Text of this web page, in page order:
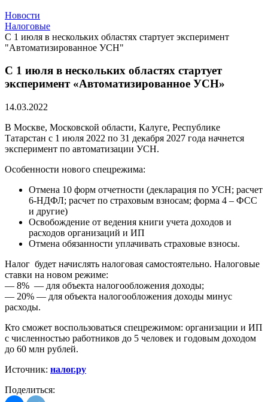
Новости
Налоговые
С 1 июля в нескольких областях стартует эксперимент
"Автоматизированное УСН"
С 1 июля в нескольких областях стартует
эксперимент «Автоматизированное УСН»
14.03.2022
В Москве, Московской области, Калуге, Республике
Татарстан с 1 июля 2022 по 31 декабря 2027 года начнется
эксперимент по автоматизации УСН.
Особенности нового спецрежима:
Отмена 10 форм отчетности (декларация по УСН; расчет
6-НДФЛ; расчет по страховым взносам; форма 4 – ФСС
и другие)
Освобождение от ведения книги учета доходов и
расходов организаций и ИП
Отмена обязанности уплачивать страховые взносы.
Налог будет начислять налоговая самостоятельно. Налоговые
ставки на новом режиме:
— 8% — для объекта налогообложения доходы;
— 20% — для объекта налогообложения доходы минус
расходы.
Кто сможет воспользоваться спецрежимом: организации и ИП
с численностью работников до 5 человек и годовым доходом
до 60 млн рублей.
Источник: налог.ру
Поделиться: